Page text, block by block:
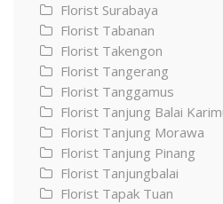
Florist Surabaya
Florist Tabanan
Florist Takengon
Florist Tangerang
Florist Tanggamus
Florist Tanjung Balai
Florist Tanjung Morawa
Florist Tanjung Pinang
Florist Tanjungbalai
Florist Tapak Tuan